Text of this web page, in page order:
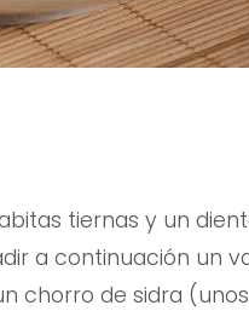
tiernas y un
a continuación un
chorro de sidra (unos